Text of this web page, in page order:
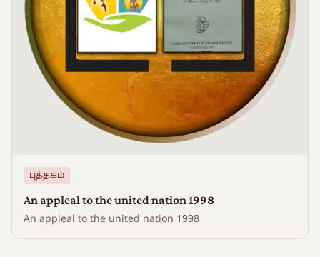
புத்தகம்
An appleal to the united nation 1998
An appleal to the united nation 1998